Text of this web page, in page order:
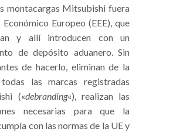
montacargas Mitsubishi fuera
Europeo (EEE), que
y allí introducen con un
de depósito aduanero. Sin
de hacerlo, eliminan de la
las marcas registradas
(«debranding«), realizan las
necesarias para que la
con las normas de la UE y